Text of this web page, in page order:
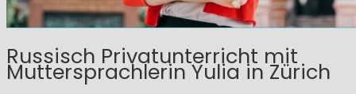
Russisch Privatunterricht mit
Muttersprachlerin Yulia in Zürich